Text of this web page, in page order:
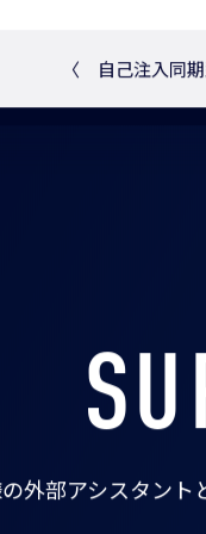
〈 自己注入同
外部アシスタント